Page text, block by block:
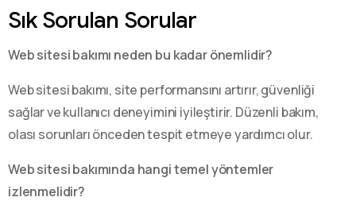
Sık Sorulan Sorular
Web sitesi bakımı neden bu kadar önemlidir?
Web sitesi bakımı, site performansını artırır, güvenliği
sağlar ve kullanıcı deneyimini iyileştirir. Düzenli bakım,
olası sorunları önceden tespit etmeye yardımcı olur.
Web sitesi bakımında hangi temel yöntemler
izlenmelidir?